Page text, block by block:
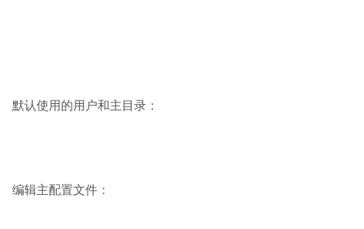
默认使用的用户和主目录：
编辑主配置文件：